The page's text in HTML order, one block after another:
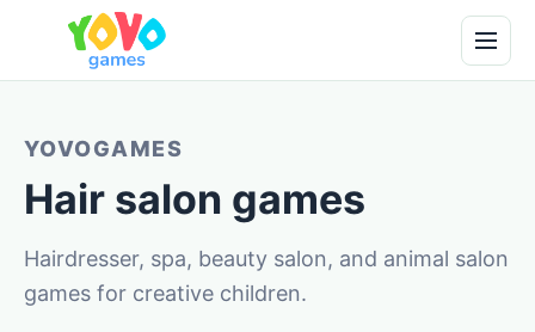
YOVOGAMES
Hair salon games
Hairdresser, spa, beauty salon, and animal salon
games for creative children.